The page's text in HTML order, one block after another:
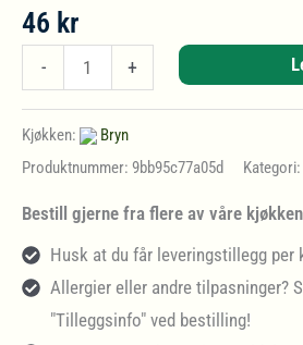
46 kr
-
Cola
–
0,5l
+
Kjøkken:
Bryn
Produktnummer: 9bb95c77a05d Kategori:
Bestill gjerne fra flere av våre
Husk at du får leveringstillegg per
Allergier eller andre tilpasninger?
"Tilleggsinfo" ved bestilling!